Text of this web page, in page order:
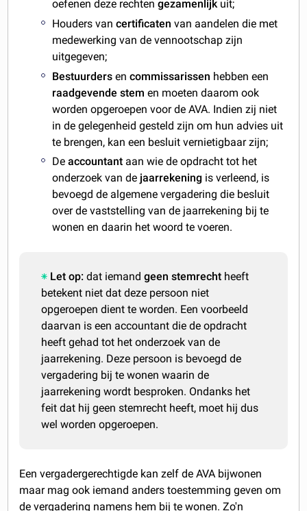
oefenen deze rechtengezamenlijk uit;
Houders vancertificaten van aandelen die met
medewerking van de vennootschap zijn
uitgegeven;
Bestuurdersencommissarissen hebben een
raadgevende stem en moeten daarom ook
worden opgeroepen voor de AVA. Indien zij niet
in de gelegenheid gesteld zijn om hun advies uit
te brengen, kan een besluit vernietigbaar zijn;
Deaccountant aan wie de opdracht tot het
onderzoek van de jaarrekening is verleend, is
bevoegd de algemene vergadering die besluit
over de vaststelling van de jaarrekening bij te
wonen en daarin het woord te voeren.
Let op: dat iemandgeen stemrecht heeft
betekent niet dat deze persoon niet
opgeroepen dient te worden. Een voorbeeld
daarvan is een accountant die de opdracht
heeft gehad tot het onderzoek van de
jaarrekening. Deze persoon is bevoegd de
vergadering bij te wonen waarin de
jaarrekening wordt besproken. Ondanks het
feit dat hij geen stemrecht heeft, moet hij dus
wel worden opgeroepen.
Een vergadergerechtigde kan zelf de AVA bijwonen
maar mag ook iemand anders toestemming geven om
de vergadering namens hem bij te wonen. Zo'n